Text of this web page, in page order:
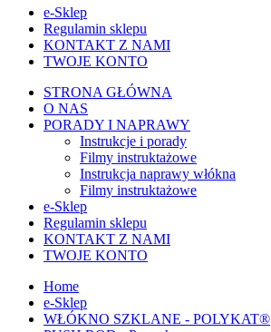
e-Sklep
Regulamin sklepu
KONTAKT Z NAMI
TWOJE KONTO
STRONA GŁÓWNA
O NAS
PORADY I NAPRAWY
Instrukcje i porady
Filmy instruktażowe
Instrukcja naprawy włókna
Filmy instruktażowe
e-Sklep
Regulamin sklepu
KONTAKT Z NAMI
TWOJE KONTO
Home
e-Sklep
WŁÓKNO SZKLANE - POLYKAT®